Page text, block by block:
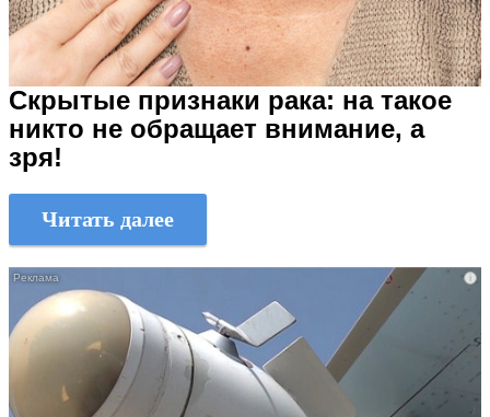
Скрытые признаки рака: на такое
никто не обращает внимание, а
зря!
Читать далее
i